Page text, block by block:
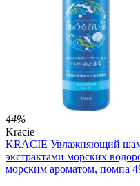
40 баллов
1 486.00 Р
за 1.00 мл

44%
Kracie
KRACIE Увлажняющий
экстрактами морских
морским ароматом, помпа